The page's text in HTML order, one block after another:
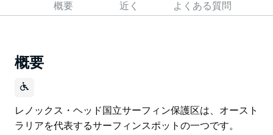
概要 近く よくある質問
概要
レノックス・ヘッド国立サーフィン保護区は、オースト
ラリアを代表するサーフィンスポットの一つです。